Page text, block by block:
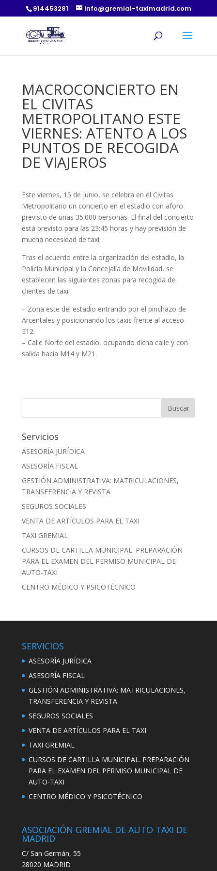
914453281 info@gremial-taximadrid.com
MACROCONCIERTO EN
EL CIVITAS
METROPOLITANO ESTE
VIERNES: ATENTO A LOS
PUNTOS DE RECOGIDA
DE VIAJEROS
Este viernes, 15 de junio, se celebra en el Civitas
Metropolitano un concierto en el estadio con aforo
previsto de unas 35.000 personas. El final del concierto
está previsto para las 23:45 horas y hay previsión de
mucha necesidad de taxi.
Tras el acuerdo entre la organización del estadio, la
Policía Municipal y la Concejalía de Movilidad, se
establecen las siguientes zonas para recogida de
clientes de taxi:
– Zona este del estadio entrando por el pinchazo de
Arcentales y posicionando los taxis frente al acceso
E12.
– Calle Norte del estadio, ocupando dicha calle y con
salida hacia M14 y M21.
Servicios
ASESORÍA JURÍDICA
ASESORÍA FISCAL
GESTIÓN ADMINISTRATIVA: MATRICULACIONES,
TRANSFERENCIA Y REVISTA
SEGUROS SOCIALES
VENTA DE ARTÍCULOS PARA EL TAXI
TAXI GREMIAL
CURSOS DE CARTILLA MUNICIPAL. PREPARACIÓN
PARA EL EXAMEN DEL PERMISO MUNICIPAL DE
AUTO-TAXI
CENTRO MÉDICO Y PSICOTÉCNICO
SERVICIOS
ASESORÍA JURÍDICA
ASESORÍA FISCAL
GESTIÓN ADMINISTRATIVA: MATRICULACIONES,
TRANSFERENCIA Y REVISTA
SEGUROS SOCIALES
VENTA DE ARTÍCULOS PARA EL TAXI
TAXI GREMIAL
CURSOS DE CARTILLA MUNICIPAL. PREPARACIÓN
PARA EL EXAMEN DEL PERMISO MUNICIPAL DE
AUTO-TAXI
CENTRO MÉDICO Y PSICOTÉCNICO
ASOCIACIÓN GREMIAL DE AUTO TAXI DE
MADRID
C/ San Germán, 55
28020 MADRID